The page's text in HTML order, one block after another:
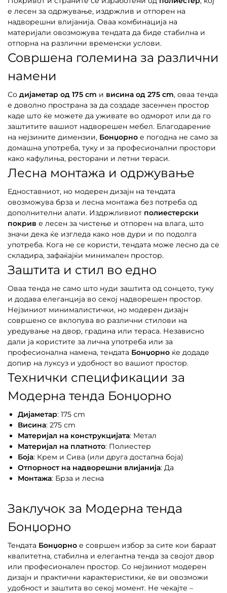
е лесен за одржување, издржлив и отпорен на
надворешни влијанија. Оваа комбинација на
материјали овозможува тендата да биде стабилна и
отпорна на различни временски услови.
Совршена големина за различни
намени
Со дијаметар од 175 cm и висина од 275 cm, оваа тенда
е доволно пространа за да создаде засенчен простор
каде што ќе можете да уживате во одморот или да го
заштитите вашиот надворешен мебел. Благодарение
на нејзините димензии, Бонџорно е погодна не само за
домашна употреба, туку и за професионални простори
како кафулиња, ресторани и летни тераси.
Лесна монтажа и одржување
Едноставниот, но модерен дизајн на тендата
овозможува брза и лесна монтажа без потреба од
дополнителни алати. Издржливиот полиестерски
покрив е лесен за чистење и отпорен на влага, што
значи дека ќе изгледа како нов дури и по подолга
употреба. Кога не се користи, тендата може лесно да се
складира, зафаќајќи минимален простор.
Заштита и стил во едно
Оваа тенда не само што нуди заштита од сонцето, туку
и додава елеганција во секој надворешен простор.
Нејзиниот минималистички, но модерен дизајн
совршено се вклопува во различни стилови на
уредување на двор, градина или тераса. Независно
дали ја користите за лична употреба или за
професионална намена, тендата Бонџорно ќе додаде
допир на луксуз и удобност во вашиот простор.
Технички спецификации за
Модерна тенда Бонџорно
Дијаметар: 175 cm
Висина: 275 cm
Материјал на конструкцијата: Метал
Материјал на платното: Полиестер
Боја: Крем и Сива (или друга достапна боја)
Отпорност на надворешни влијанија: Да
Монтажа: Брза и лесна
Заклучок за Модерна тенда
Бонџорно
Тендата Бонџорно е совршен избор за сите кои бараат
квалитетна, стабилна и елегантна тенда за својот двор
или професионален простор. Со нејзиниот модерен
дизајн и практични карактеристики, ќе ви овозможи
удобност и заштита во секој момент. Не чекајте –